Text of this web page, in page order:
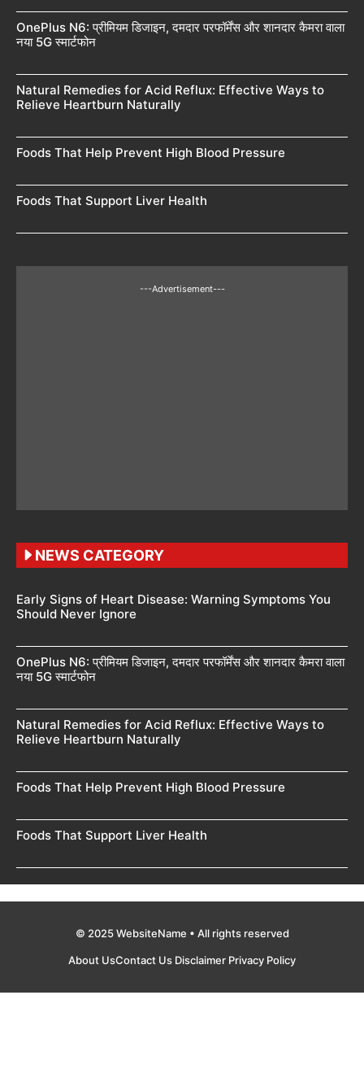
OnePlus N6: प्रीमियम डिजाइन, दमदार परफॉर्मेंस और शानदार कैमरा वाला
नया 5G स्मार्टफोन
Natural Remedies for Acid Reflux: Effective Ways to
Relieve Heartburn Naturally
Foods That Help Prevent High Blood Pressure
Foods That Support Liver Health
---Advertisement---
NEWS CATEGORY
Early Signs of Heart Disease: Warning Symptoms You
Should Never Ignore
OnePlus N6: प्रीमियम डिजाइन, दमदार परफॉर्मेंस और शानदार कैमरा वाला
नया 5G स्मार्टफोन
Natural Remedies for Acid Reflux: Effective Ways to
Relieve Heartburn Naturally
Foods That Help Prevent High Blood Pressure
Foods That Support Liver Health
© 2025 WebsiteName • All rights reserved
About UsContact Us Disclaimer Privacy Policy